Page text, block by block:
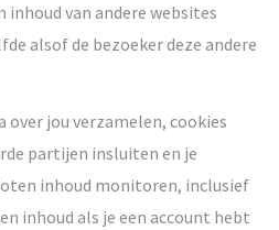
van andere websites
alsof de bezoeker deze andere
over jou verzamelen, cookies
partijen insluiten en je
inhoud monitoren, inclusief
inhoud als je een account hebt